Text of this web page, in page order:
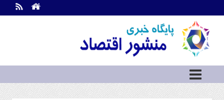
اطلاعات
تماس
ما
درباره
ما